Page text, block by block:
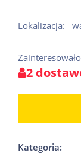
Lokalizacja:
2
Kategoria: